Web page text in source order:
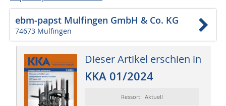
ebm-papst Mulfingen GmbH & Co. KG
74673 Mulfingen
Dieser Artikel erschien in
KKA 01/2024
Ressort: Aktuell